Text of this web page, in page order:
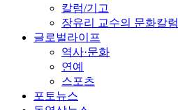
칼럼/기고
장유리 교수의 문화칼럼
글로벌라이프
역사·문화
연예
스포츠
포토뉴스